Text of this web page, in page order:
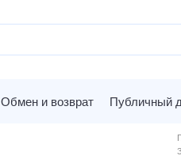
Обмен и возврат Публичный